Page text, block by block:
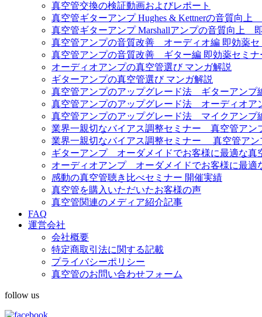
真空管交換の検証動画およびレポート
真空管ギターアンプ Hughes & Kettnerの音質向
真空管ギターアンプ Marshallアンプの音質向上
真空管アンプの音質改善 オーディオ編 即効薬セ
真空管アンプの音質改善 ギター編 即効薬セミナ
オーディオアンプの真空管選び マンガ解説
ギターアンプの真空管選び マンガ解説
真空管アンプのアップグレード法 ギターアンプ
真空管アンプのアップグレード法 オーディオア
真空管アンプのアップグレード法 マイクアンプ
業界一親切なバイアス調整セミナー 真空管アン
業界一親切なバイアス調整セミナー 真空管アン
ギターアンプ オーダメイドでお客様に最適な真
オーディオアンプ オーダメイドでお客様に最適
感動の真空管聴き比べセミナー 開催実績
真空管を購入いただいたお客様の声
真空管関連のメディア紹介記事
FAQ
運営会社
会社概要
特定商取引法に関する記載
プライバシーポリシー
真空管のお問い合わせフォーム
follow us